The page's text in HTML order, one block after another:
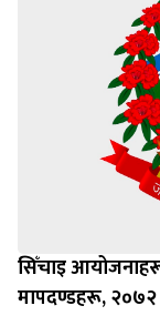
सिँचाइ
मापदण्डहरू, २०७२